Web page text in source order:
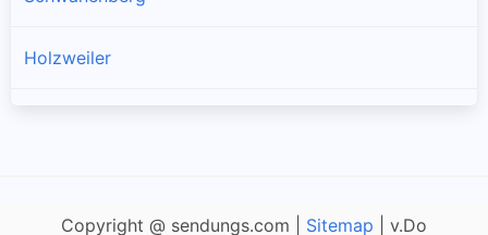
Holzweiler
Copyright @ sendungs.com | Sitemap | v.Do